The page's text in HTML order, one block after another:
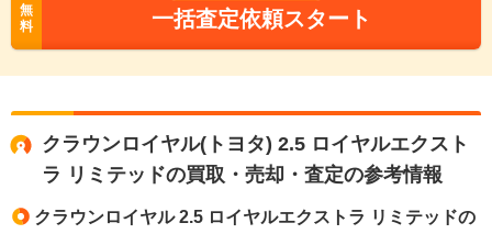
無
料
一括査定依頼スタート
クラウンロイヤル(トヨタ) 2.5 ロイヤルエクスト
ラ リミテッドの買取・売却・査定の参考情報
クラウンロイヤル 2.5 ロイヤルエクストラ リミテッドの